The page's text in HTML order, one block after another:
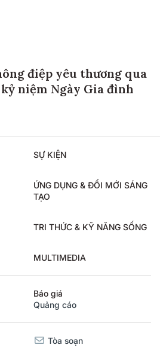
điệp yêu thương qua
niệm Ngày Gia đình
SỰ KIỆN
ỨNG DỤNG & ĐỔI MỚI SÁNG
TẠO
TRI THỨC & KỸ NĂNG SỐNG
MULTIMEDIA
Báo giá
Quảng cáo
Tòa soạn